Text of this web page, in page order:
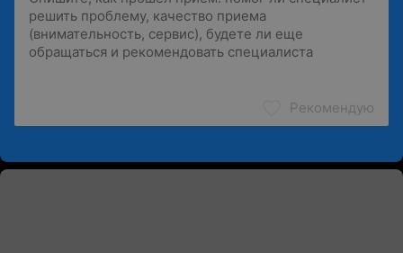
Рекомендую